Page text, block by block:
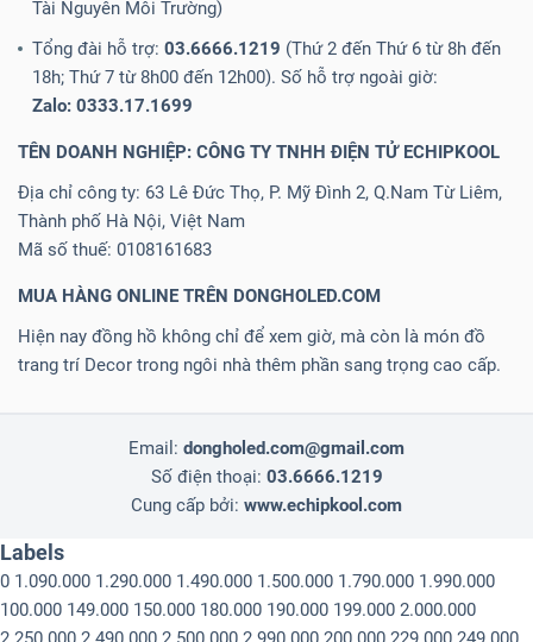
Tài Nguyên Môi Trường)
Tổng đài hỗ trợ: 03.6666.1219 (Thứ 2 đến Thứ 6 từ 8h đến
18h; Thứ 7 từ 8h00 đến 12h00). Số hỗ trợ ngoài giờ:
Zalo: 0333.17.1699
TÊN DOANH NGHIỆP: CÔNG TY TNHH ĐIỆN TỬ ECHIPKOOL
Địa chỉ công ty: 63 Lê Đức Thọ, P. Mỹ Đình 2, Q.Nam Từ Liêm,
Thành phố Hà Nội, Việt Nam
Mã số thuế: 0108161683
MUA HÀNG ONLINE TRÊN DONGHOLED.COM
Hiện nay đồng hồ không chỉ để xem giờ, mà còn là món đồ
trang trí Decor trong ngôi nhà thêm phần sang trọng cao cấp.
Email: dongholed.com@gmail.com
Số điện thoại: 03.6666.1219
Cung cấp bởi: www.echipkool.com
Labels
0 1.090.000 1.290.000 1.490.000 1.500.000 1.790.000 1.990.000
100.000 149.000 150.000 180.000 190.000 199.000 2.000.000